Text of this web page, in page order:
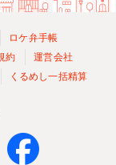
ロケ弁手帳
約
運営会社
くるめし一括精算